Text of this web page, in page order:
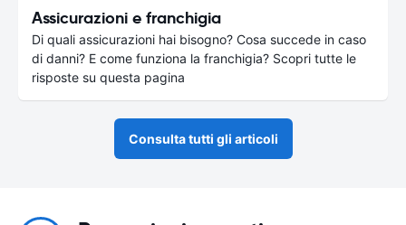
Assicurazioni e franchigia
Di quali assicurazioni hai bisogno? Cosa succede in caso
di danni? E come funziona la franchigia? Scopri tutte le
risposte su questa pagina
Consulta tutti gli articoli